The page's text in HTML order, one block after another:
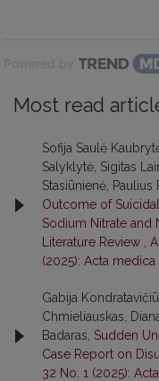
Powered by
Most read
Sofija Saulė
Salyklytė, Sigitas
Stasiūnienė, Paulius
Outcome of
Sodium Nitrate and
Literature Review
(2025): Acta medica
Gabija
Chmieliauskas,
Badaras, Sudden
Case Report on
32 No. 1 (2025):